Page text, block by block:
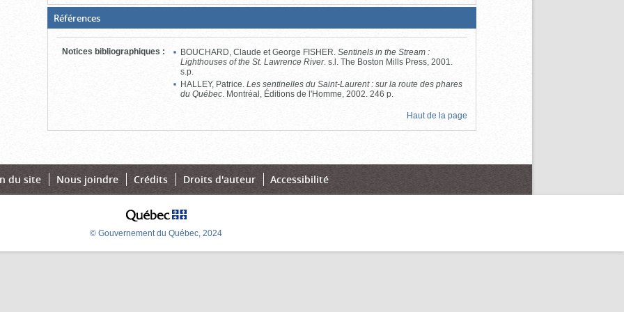
Références(Boite
fermée,
cliquer
pour
ouvrir)
Notices bibliographiques : BOUCHARD, Claude et George FISHER.Sentinels in the Stream :
Lighthouses of the St. Lawrence River. s.l. The Boston Mills Press, 2001.
s.p.
HALLEY, Patrice.Les sentinelles du Saint-Laurent : sur la route des phares
du Québec. Montréal, Éditions de l'Homme, 2002. 246 p.
Haut de la page
du site Nous joindre Crédits Droits d'auteur Accessibilité
© Gouvernement du Québec, 2024